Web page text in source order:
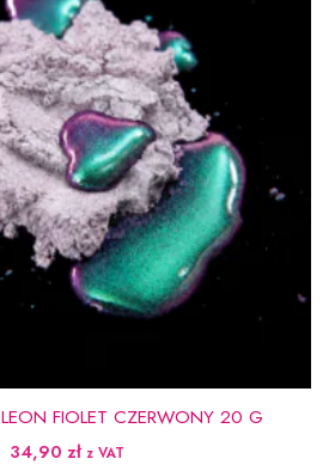
FIOLET CZERWONY 20 G
34,90 zł z VAT